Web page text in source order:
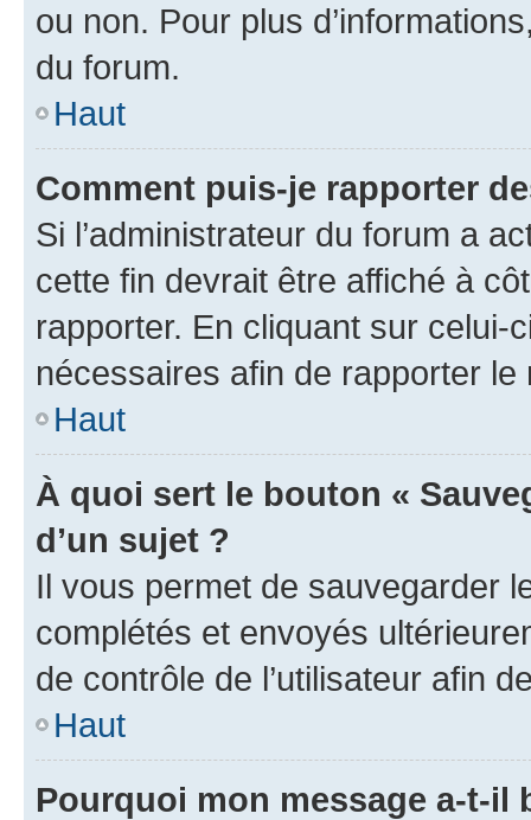
ou non. Pour plus
du forum.
Haut
Comment puis-je rapporter
Si l’administrateur du forum a
cette fin devrait être affiché à
rapporter. En cliquant sur
nécessaires afin de rapporter le
Haut
À quoi sert le bouton «
d’un sujet ?
Il vous permet de sauvegarder
complétés et envoyés
de contrôle de l’utilisateur afin
Haut
Pourquoi mon message a-t-il